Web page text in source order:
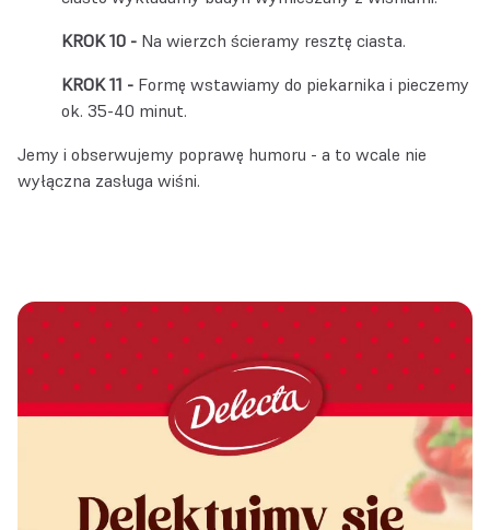
Na wierzch ścieramy resztę ciasta.
Formę wstawiamy do piekarnika i pieczemy
ok. 35-40 minut.
Jemy i obserwujemy poprawę humoru - a to wcale nie
wyłączna zasługa wiśni.